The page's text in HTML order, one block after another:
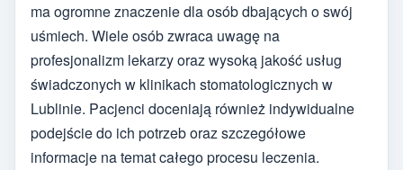
ma ogromne znaczenie dla osób dbających o swój
uśmiech. Wiele osób zwraca uwagę na
profesjonalizm lekarzy oraz wysoką jakość usług
świadczonych w klinikach stomatologicznych w
Lublinie. Pacjenci doceniają również indywidualne
podejście do ich potrzeb oraz szczegółowe
informacje na temat całego procesu leczenia.